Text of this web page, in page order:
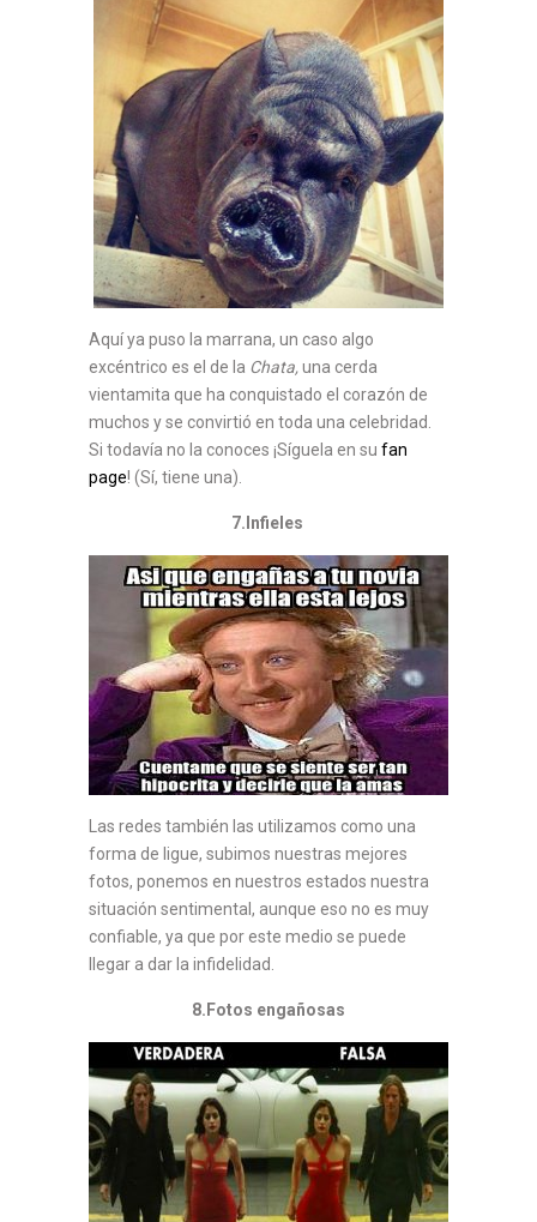
Aquí ya puso la marrana, un caso algo
excéntrico es el de la Chata,una cerda
vientamita que ha conquistado el corazón de
muchos y se convirtió en toda una celebridad.
Si todavía no la conoces ¡Síguela en su fan
page! (Sí, tiene una).
7.Infieles
Las redes también las utilizamos como una
forma de ligue, subimos nuestras mejores
fotos, ponemos en nuestros estados nuestra
situación sentimental, aunque eso no es muy
confiable, ya que por este medio se puede
llegar a dar la infidelidad.
8.Fotos engañosas